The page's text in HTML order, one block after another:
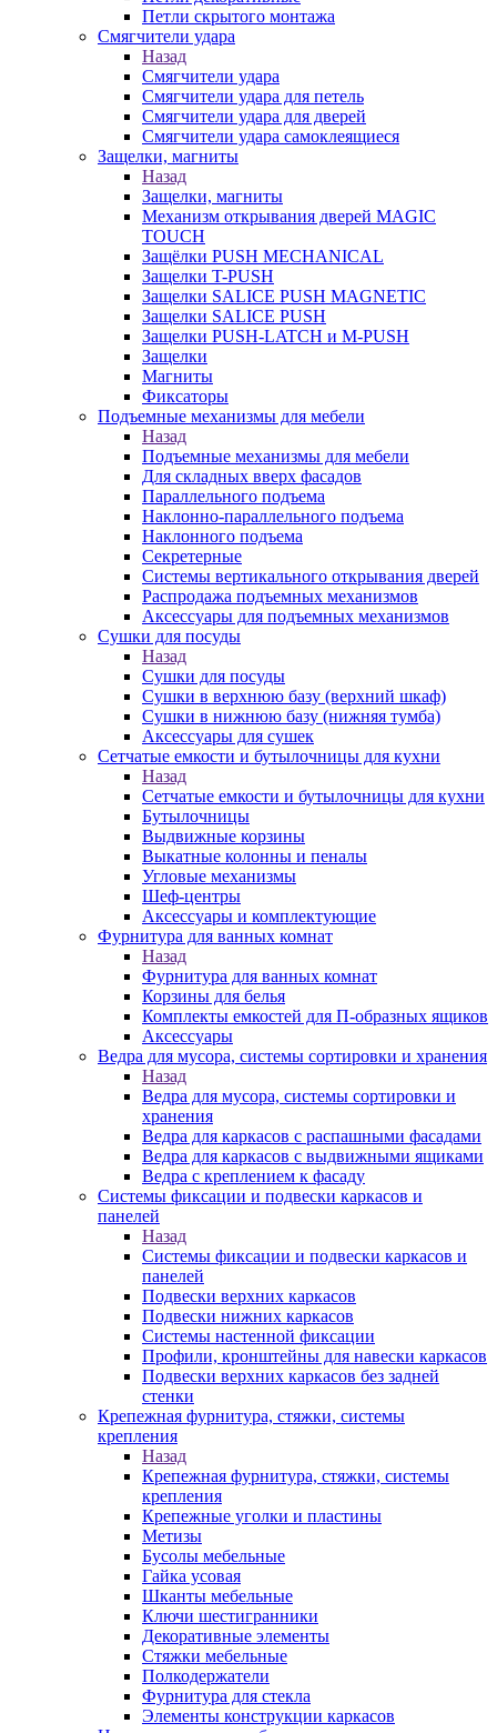
Петли скрытого монтажа
Смягчители удара
Назад
Смягчители удара
Смягчители удара для петель
Смягчители удара для дверей
Cмягчители удара самоклеящиеся
Защелки, магниты
Назад
Защелки, магниты
Механизм открывания дверей MAGIC
TOUCH
Защёлки PUSH MECHANICAL
Защелки T-PUSH
Защелки SALICE PUSH MAGNETIC
Защелки SALICE PUSH
Защелки PUSH-LATCH и M-PUSH
Защелки
Магниты
Фиксаторы
Подъемные механизмы для мебели
Назад
Подъемные механизмы для мебели
Для складных вверх фасадов
Параллельного подъема
Наклонно-параллельного подъема
Наклонного подъема
Секретерные
Системы вертикального открывания дверей
Распродажа подъемных механизмов
Аксессуары для подъемных механизмов
Сушки для посуды
Назад
Сушки для посуды
Сушки в верхнюю базу (верхний шкаф)
Сушки в нижнюю базу (нижняя тумба)
Аксессуары для сушек
Сетчатые емкости и бутылочницы для кухни
Назад
Сетчатые емкости и бутылочницы для кухни
Бутылочницы
Выдвижные корзины
Выкатные колонны и пеналы
Угловые механизмы
Шеф-центры
Аксессуары и комплектующие
Фурнитура для ванных комнат
Назад
Фурнитура для ванных комнат
Корзины для белья
Комплекты емкостей для П-образных ящиков
Аксессуары
Ведра для мусора, системы сортировки и хранения
Назад
Ведра для мусора, системы сортировки и
хранения
Ведра для каркасов с распашными фасадами
Ведра для каркасов с выдвижными ящиками
Ведра с креплением к фасаду
Системы фиксации и подвески каркасов и
панелей
Назад
Системы фиксации и подвески каркасов и
панелей
Подвески верхних каркасов
Подвески нижних каркасов
Системы настенной фиксации
Профили, кронштейны для навески каркасов
Подвески верхних каркасов без задней
стенки
Крепежная фурнитура, стяжки, системы
крепления
Назад
Крепежная фурнитура, стяжки, системы
крепления
Крепежные уголки и пластины
Метизы
Бусолы мебельные
Гайка усовая
Шканты мебельные
Ключи шестигранники
Декоративные элементы
Стяжки мебельные
Полкодержатели
Фурнитура для стекла
Элементы конструкции каркасов